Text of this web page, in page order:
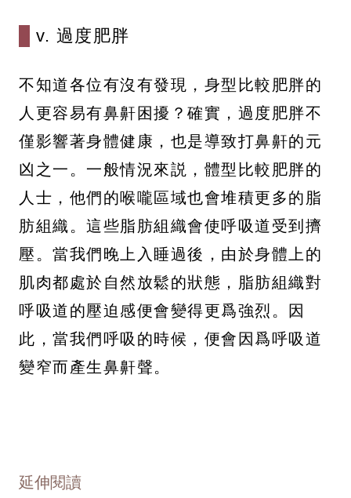
v. 過度肥胖
不知道各位有沒有發現，身型比較肥胖的
人更容易有鼻鼾困擾？確實，過度肥胖不
僅影響著身體健康，也是導致打鼻鼾的元
凶之一。一般情況來説，體型比較肥胖的
人士，他們的喉嚨區域也會堆積更多的脂
肪組織。這些脂肪組織會使呼吸道受到擠
壓。當我們晚上入睡過後，由於身體上的
肌肉都處於自然放鬆的狀態，脂肪組織對
呼吸道的壓迫感便會變得更爲強烈。因
此，當我們呼吸的時候，便會因爲呼吸道
變窄而產生鼻鼾聲。
延伸閱讀